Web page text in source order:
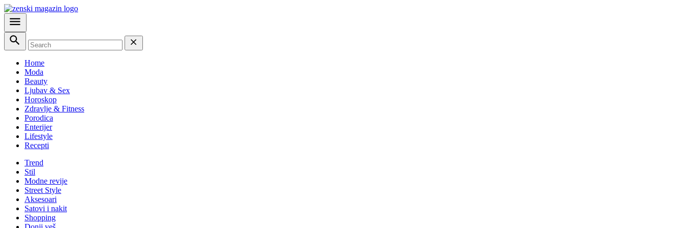
Home
Moda
Beauty
Ljubav & Sex
Horoskop
Zdravlje & Fitness
Porodica
Enterijer
Lifestyle
Recepti
Trend
Stil
Modne revije
Street Style
Aksesoari
Satovi i nakit
Shopping